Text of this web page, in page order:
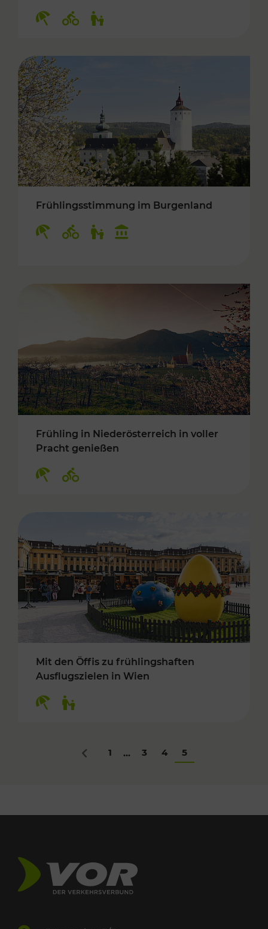
Frühlingsstimmung im Burgenland
Frühling in Niederösterreich in voller
Pracht genießen
Mit den Öffis zu frühlingshaften
Ausflugszielen in Wien
Zurück
1 ... 3 4 5